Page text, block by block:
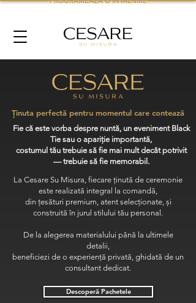
Ținuta perfectă pentru momentul care contează
Fie că este vorba despre nuntă, un eveniment Black
Tie sau o apariție importantă,
costumul tău trebuie să fie mai mult decât potrivit
— trebuie să fie memorabil.
La Cesare Su Misura, fiecare ținută de ceremonie
este realizată integral la comandă,
din țesături premium, atent selecționate, și
construită în jurul stilului tău personal.
De la alegerea materialului până la ultimele
detalii,
beneficiezi de o experiență privată, ghidată de un
consultant dedicat.
Descoperă Pachetele